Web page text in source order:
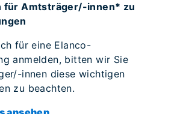
für Amtsträger/-innen* zu
für eine Elanco-
anmelden, bitten wir Sie
innen diese wichtigen
zu beachten.